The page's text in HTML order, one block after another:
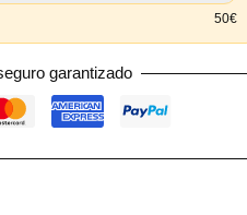
50€
garantizado